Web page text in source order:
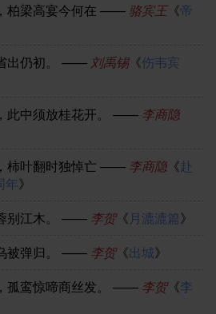
柏梁高宴今何在 —— 骆宾王《帝
仍初。 —— 刘禹锡《伤韦宾
中须放桂花开。 —— 李商隐
柿叶翻时独悼亡 —— 李商隐 《赴
年》
江木。 —— 李贺《月漉漉篇》
弹归。 —— 李贺《出城》
鸾惊啼商丝发。 —— 李贺《李